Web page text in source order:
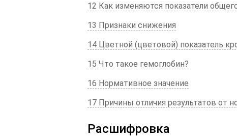
12 Как изменяются показатели
13 Признаки снижения
14 Цветной (цветовой) показатель
15 Что такое гемоглобин?
16 Нормативное значение
17 Причины отличия результатов от
Расшифровка